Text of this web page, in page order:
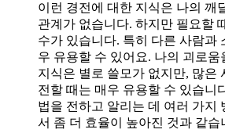
이런 경전에 대한 지식은 나의 깨
관계가 없습니다. 하지만 필요할
수가 있습니다. 특히 다른 사람과
우 유용할 수 있어요. 나의 괴로움
지식은 별로 쓸모가 없지만, 많은
전할 때는 매우 유용할 수 있습니
법을 전하고 알리는 데 여러 가지
서 좀 더 효율이 높아진 것과 같습